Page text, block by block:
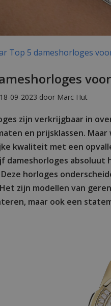
Top 5 dameshorloges
09-2023 door Marc Hut
zijn verkrijgbaar in
en prijsklassen.
kwaliteit met een
dameshorloges absoluut
horloges
zijn modellen van
maar ook een